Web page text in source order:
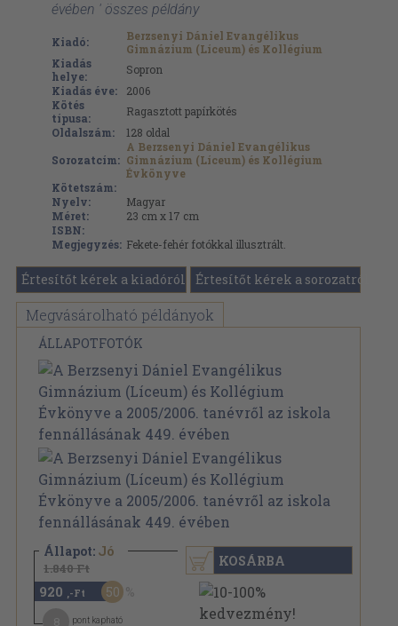
évében ' összes példány
Kiadó:
Berzsenyi Dániel Evangélikus
Gimnázium (Líceum) és Kollégium
Kiadás
helye:
Sopron
Kiadás éve:
2006
Kötés
típusa:
Ragasztott papírkötés
Oldalszám:
128 oldal
Sorozatcím:
A Berzsenyi Dániel Evangélikus
Gimnázium (Líceum) és Kollégium
Évkönyve
Kötetszám:
Nyelv:
Magyar
Méret:
23 cm x 17 cm
ISBN:
Megjegyzés: Fekete-fehér fotókkal illusztrált.
Értesítőt kérek a kiadóról Értesítőt kérek a sorozatról
Megvásárolható példányok
ÁLLAPOTFOTÓK
Állapot: Jó
1.840 Ft
920 ,-Ft 50
pont kapható
KOSÁRBA